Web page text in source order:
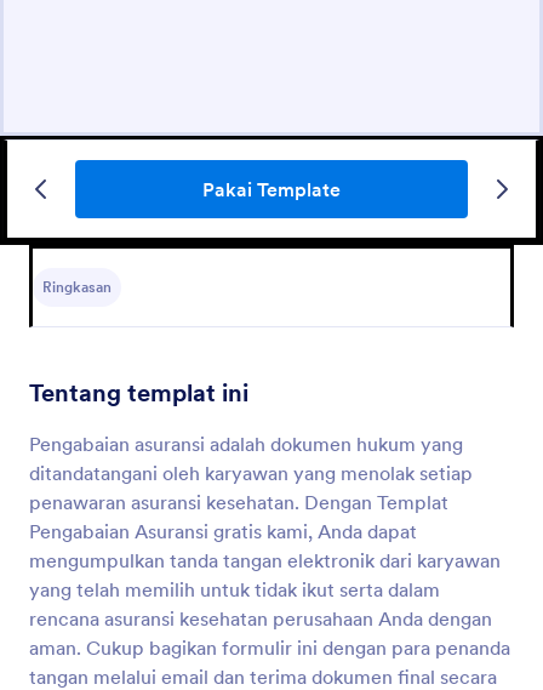
Pakai Template
Ringkasan
Tentang templat ini
Pengabaian asuransi adalah dokumen hukum yang
ditandatangani oleh karyawan yang menolak setiap
penawaran asuransi kesehatan. Dengan Templat
Pengabaian Asuransi gratis kami, Anda dapat
mengumpulkan tanda tangan elektronik dari karyawan
yang telah memilih untuk tidak ikut serta dalam
rencana asuransi kesehatan perusahaan Anda dengan
aman. Cukup bagikan formulir ini dengan para penanda
tangan melalui email dan terima dokumen final secara